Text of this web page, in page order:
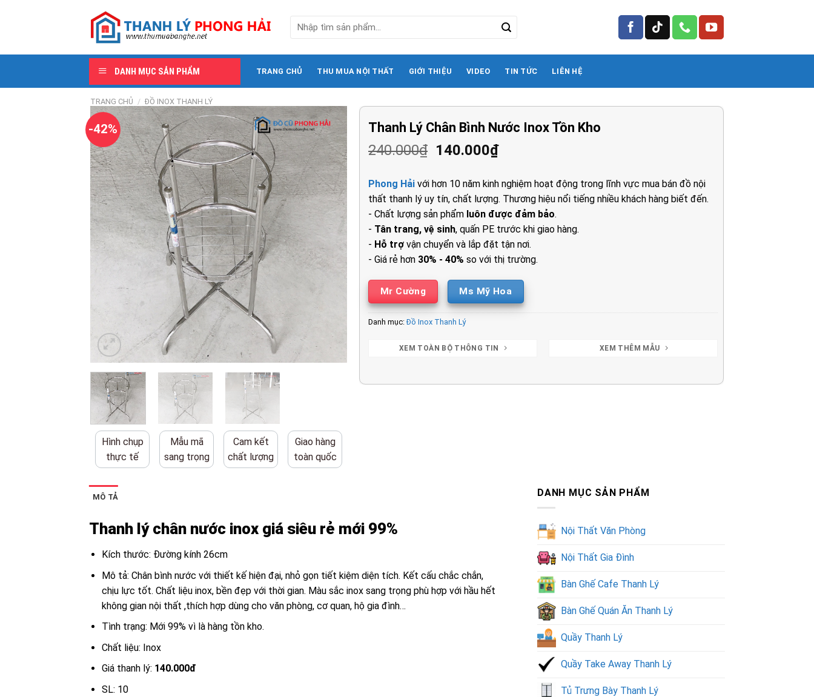
kiếm:
DANH MỤC SẢN PHẨM TRANG CHỦ THU MUA NỘI THẤT GIỚI THIỆU VIDEO TIN TỨC LIÊN HỆ
TRANG CHỦ / ĐỒ INOX THANH LÝ
-42%
Hình chụp
thực tế
Mẫu mã
sang trọng
Cam kết
chất lượng
Giao hàng
toàn quốc
Thanh Lý Chân Bình Nước Inox Tồn Kho
240.000₫ Giá
là:
240.000₫.
140.000₫Giá
tại
là:
140.000₫.
Phong Hải với hơn 10 năm kinh nghiệm hoạt động trong lĩnh vực mua bán đồ nội
thất thanh lý uy tín, chất lượng. Thương hiệu nổi tiếng nhiều khách hàng biết đến.
- Chất lượng sản phẩm luôn được đảm bảo.
- Tân trang, vệ sinh, quấn PE trước khi giao hàng.
- Hỗ trợ vận chuyển và lắp đặt tận nơi.
- Giá rẻ hơn 30% - 40% so với thị trường.
Mr Cường Ms Mỹ Hoa
Danh mục:Đồ Inox Thanh Lý
XEM TOÀN BỘ THÔNG TIN XEM THÊM MẪU
MÔ TẢ
Thanh lý chân nước inox giá siêu rẻ mới 99%
Kích thước: Đường kính 26cm
Mô tả: Chân bình nước với thiết kế hiện đại, nhỏ gọn tiết kiệm diện tích. Kết cấu chắc chắn,
chịu lực tốt. Chất liệu inox, bền đẹp với thời gian. Màu sắc inox sang trọng phù hợp với hầu hết
không gian nội thất ,thích hợp dùng cho văn phòng, cơ quan, hộ gia đình…
Tình trạng: Mới 99% vì là hàng tồn kho.
Chất liệu: Inox
Giá thanh lý: 140.000đ
SL: 10
DANH MỤC SẢN PHẨM
Nội Thất Văn Phòng
Nội Thất Gia Đình
Bàn Ghế Cafe Thanh Lý
Bàn Ghế Quán Ăn Thanh Lý
Quầy Thanh Lý
Quầy Take Away Thanh Lý
Tủ Trưng Bày Thanh Lý